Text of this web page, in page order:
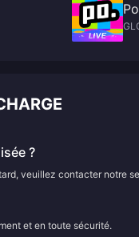
?
veuillez contacter notre
et en toute sécurité.